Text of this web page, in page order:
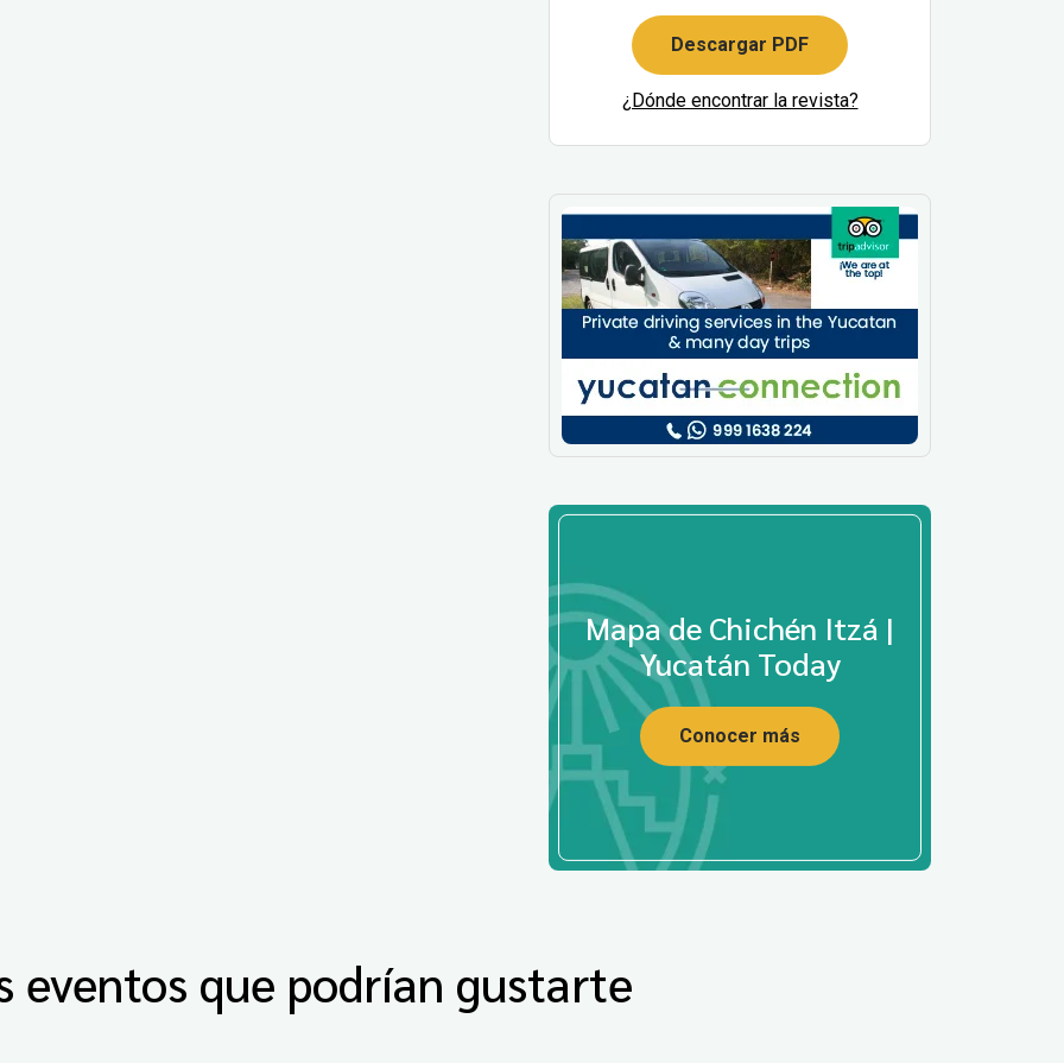
Descargar PDF
¿Dónde encontrar la revista?
Mapa de Chichén Itzá |
Yucatán Today
Conocer más
eventos que podrían gustarte